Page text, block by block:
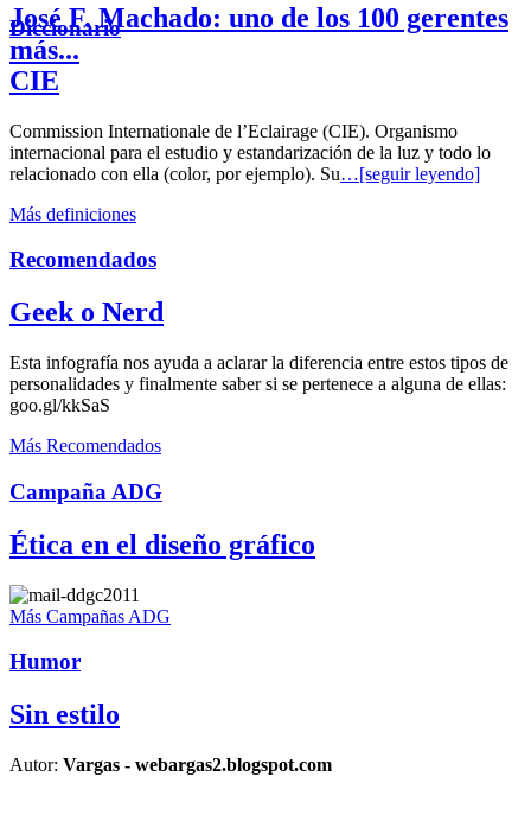
José F. Machado: uno de los 100 gerentes
más...
Diccionario
CIE
Commission Internationale de l’Eclairage (CIE). Organismo
internacional para el estudio y estandarización de la luz y todo lo
relacionado con ella (color, por ejemplo). Su…[seguir leyendo]
Más definiciones
Recomendados
Geek o Nerd
Esta infografía nos ayuda a aclarar la diferencia entre estos tipos de
personalidades y finalmente saber si se pertenece a alguna de ellas:
goo.gl/kkSaS
Más Recomendados
Campaña ADG
Ética en el diseño gráfico
Más Campañas ADG
Humor
Sin estilo
Autor: Vargas - webargas2.blogspot.com